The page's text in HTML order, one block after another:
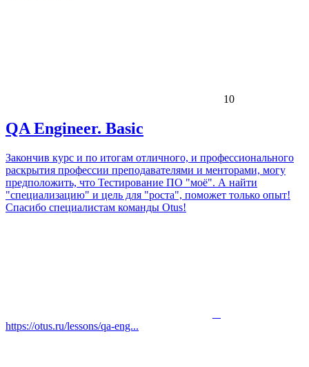
10
QA Engineer. Basic
Закончив курс и по итогам отличного, и профессионального
раскрытия профессии преподавателями и менторами, могу
предположить, что Тестирование ПО "моё". А найти
"специализацию" и цель для "роста", поможет только опыт!
Спасибо специалистам команды Otus!
https://otus.ru/lessons/qa-eng...